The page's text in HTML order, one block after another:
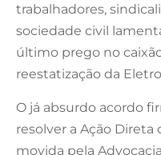
trabalhadores,
sociedade civil
último prego no
reestatização da
O já absurdo acordo
resolver a Ação
movida pela